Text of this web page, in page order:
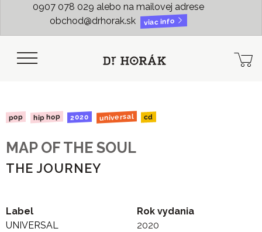
0907 078 029 alebo na mailovej adrese
obchod@drhorak.sk
viac info
pop hip hop 2020 universal cd
MAP OF THE SOUL
THE JOURNEY
Label
UNIVERSAL
Rok vydania
2020